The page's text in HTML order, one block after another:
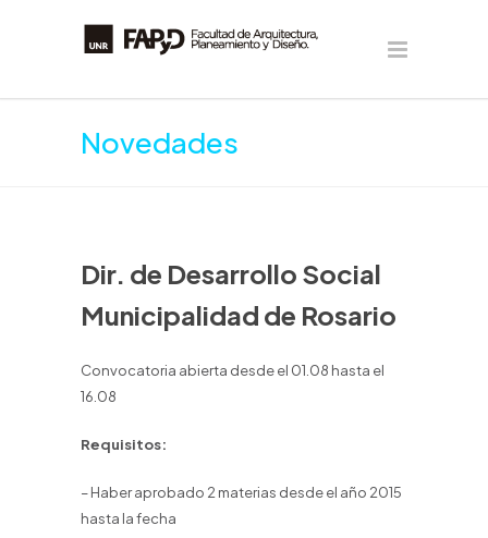
Novedades
Dir. de Desarrollo Social
Municipalidad de Rosario
Convocatoria abierta desde el 01.08 hasta el
16.08
Requisitos:
– Haber aprobado 2 materias desde el año 2015
hasta la fecha